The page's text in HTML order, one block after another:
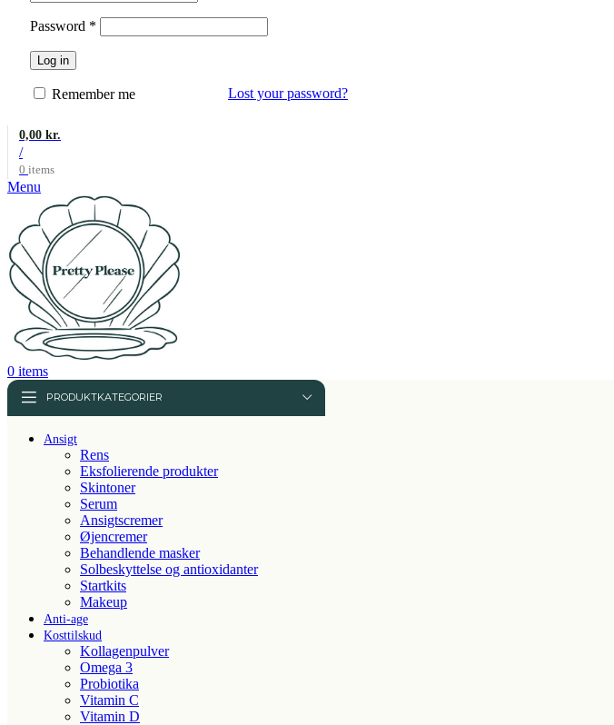
Password *
Log in
Lost your password?
Remember me
0 items
/
0,00 kr.
Menu
0 items
PRODUKTKATEGORIER
Ansigt
Rens
Eksfolierende produkter
Skintoner
Serum
Ansigtscremer
Øjencremer
Behandlende masker
Solbeskyttelse og antioxidanter
Startkits
Makeup
Anti-age
Kosttilskud
Kollagenpulver
Omega 3
Probiotika
Vitamin C
Vitamin D